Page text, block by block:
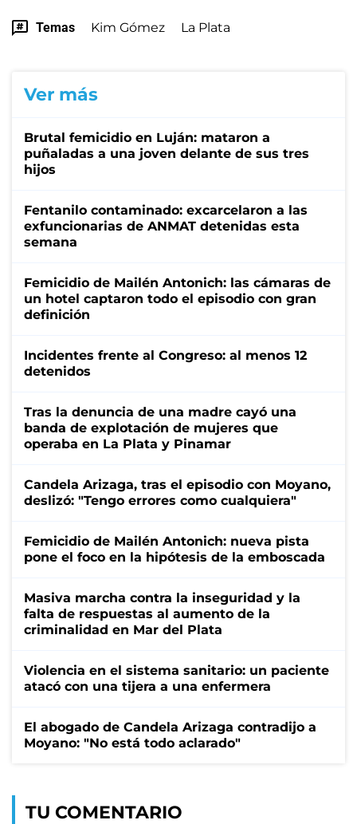
Temas Kim Gómez La Plata
Ver más
Brutal femicidio en Luján: mataron a
puñaladas a una joven delante de sus tres
hijos
Fentanilo contaminado: excarcelaron a las
exfuncionarias de ANMAT detenidas esta
semana
Femicidio de Mailén Antonich: las cámaras de
un hotel captaron todo el episodio con gran
definición
Incidentes frente al Congreso: al menos 12
detenidos
Tras la denuncia de una madre cayó una
banda de explotación de mujeres que
operaba en La Plata y Pinamar
Candela Arizaga, tras el episodio con Moyano,
deslizó: "Tengo errores como cualquiera"
Femicidio de Mailén Antonich: nueva pista
pone el foco en la hipótesis de la emboscada
Masiva marcha contra la inseguridad y la
falta de respuestas al aumento de la
criminalidad en Mar del Plata
Violencia en el sistema sanitario: un paciente
atacó con una tijera a una enfermera
El abogado de Candela Arizaga contradijo a
Moyano: "No está todo aclarado"
TU COMENTARIO